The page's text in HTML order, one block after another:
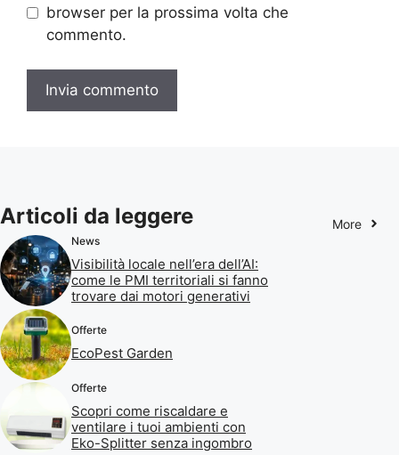
browser per la prossima volta che
commento.
Articoli da leggere More
News
Visibilità locale nell’era dell’AI:
come le PMI territoriali si fanno
trovare dai motori generativi
Offerte
EcoPest Garden
Offerte
Scopri come riscaldare e
ventilare i tuoi ambienti con
Eko-Splitter senza ingombro